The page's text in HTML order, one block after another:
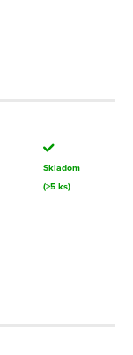
Skladom
(>5 ks)